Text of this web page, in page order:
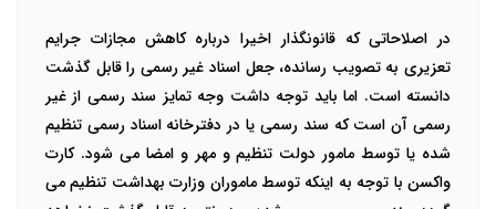
در اصلاحاتی که قانونگذار اخیرا درباره کاهش مجازات جرایم
تعزیری به تصویب رسانده، جعل اسناد غیر رسمی را قابل گذشت
دانسته است. اما باید توجه داشت وجه تمایز سند رسمی از غیر
رسمی آن است که سند رسمی یا در دفترخانه اسناد رسمی تنظیم
شده یا توسط مامور دولت تنظیم و مهر و امضا می شود. کارت
واکسن با توجه به اینکه توسط ماموران وزارت بهداشت تنظیم می